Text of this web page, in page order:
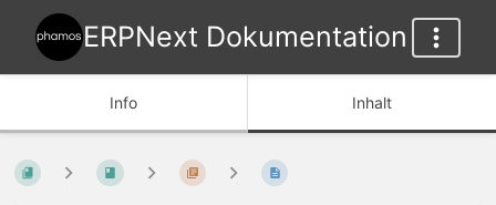
ERPNext Dokumentation
Info Inhalt